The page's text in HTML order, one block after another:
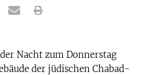
Nacht zum Donnerstag
der jüdischen Chabad-